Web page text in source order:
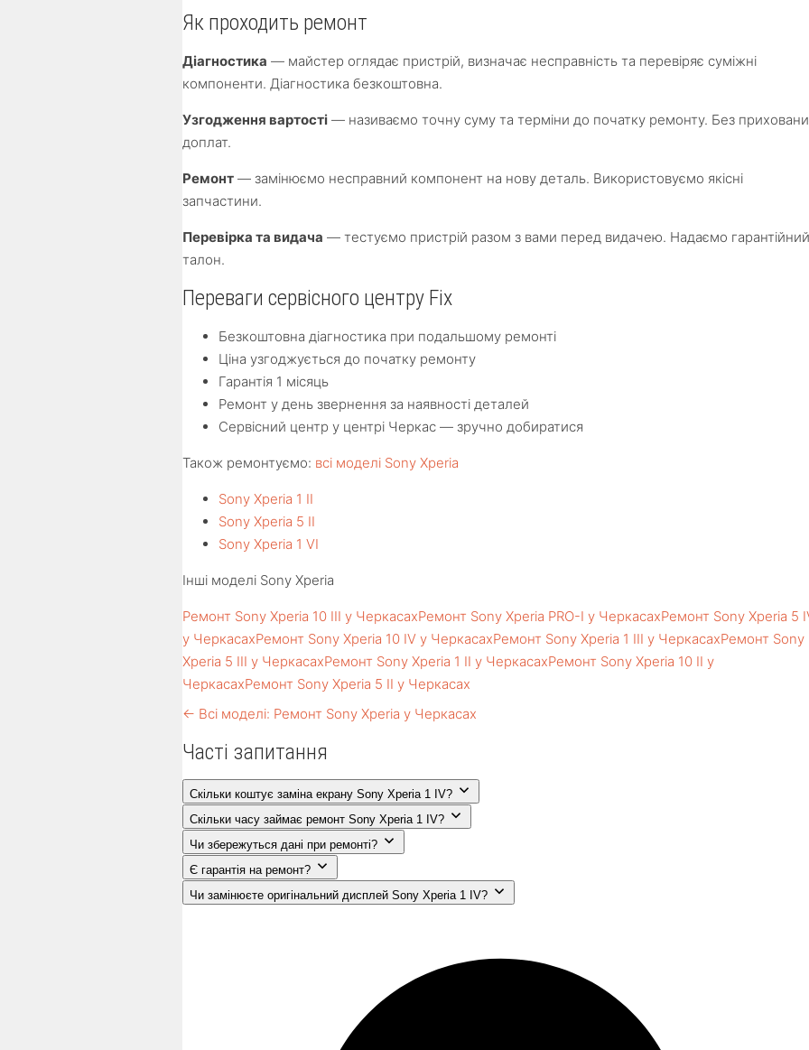
Як проходить ремонт
Діагностика — майстер оглядає пристрій, визначає несправність та перевіряє суміжні
компоненти. Діагностика безкоштовна.
Узгодження вартості — називаємо точну суму та терміни до початку ремонту. Без
доплат.
Ремонт — замінюємо несправний компонент на нову деталь. Використовуємо якісні
запчастини.
Перевірка та видача — тестуємо пристрій разом з вами перед видачею. Надаємо гарантійний
талон.
Переваги сервісного центру Fix
Безкоштовна діагностика при подальшому ремонті
Ціна узгоджується до початку ремонту
Гарантія 1 місяць
Ремонт у день звернення за наявності деталей
Сервісний центр у центрі Черкас — зручно добиратися
Також ремонтуємо: всі моделі Sony Xperia
Sony Xperia 1 II
Sony Xperia 5 II
Sony Xperia 1 VI
Інші моделі Sony Xperia
Ремонт Sony Xperia 10 III у ЧеркасахРемонт Sony Xperia PRO-I у ЧеркасахРемонт Sony Xperia 5
у ЧеркасахРемонт Sony Xperia 10 IV у ЧеркасахРемонт Sony Xperia 1 III у ЧеркасахРемонт Sony
Xperia 5 III у ЧеркасахРемонт Sony Xperia 1 II у ЧеркасахРемонт Sony Xperia 10 II у
ЧеркасахРемонт Sony Xperia 5 II у Черкасах
← Всі моделі: Ремонт Sony Xperia у Черкасах
Часті запитання
Скільки коштує заміна екрану Sony Xperia 1 IV?
Скільки часу займає ремонт Sony Xperia 1 IV?
Чи збережуться дані при ремонті?
Є гарантія на ремонт?
Чи замінюєте оригінальний дисплей Sony Xperia 1 IV?